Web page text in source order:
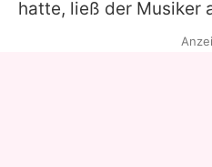
hatte, ließ der Musiker